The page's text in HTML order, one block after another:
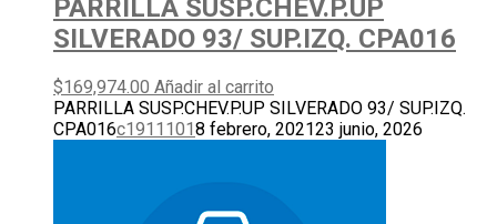
PARRILLA SUSP.CHEV.P.UP
SILVERADO 93/ SUP.IZQ. CPA016
$169,974.00 Añadir al carrito
PARRILLA SUSP.CHEV.P.UP SILVERADO 93/ SUP.IZQ.
CPA016c19111018 febrero, 202123 junio, 2026